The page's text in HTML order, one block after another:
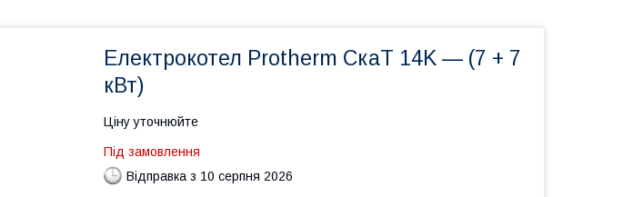
Електрокотел Protherm СкаТ 14K — (7 + 7
кВт)
Ціну уточнюйте
Під замовлення
Відправка з 10 серпня 2026